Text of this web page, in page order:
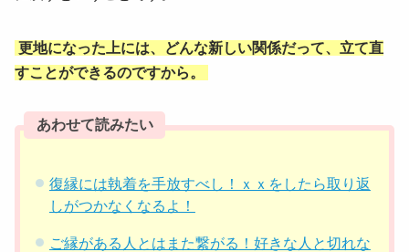
更地になった上には、どんな新しい関係だって、立て直
すことができるのですから。
あわせて読みたい
復縁には執着を手放すべし！ｘｘをしたら取り返
しがつかなくなるよ！
ご縁がある人とはまた繋がる！好きな人と切れな